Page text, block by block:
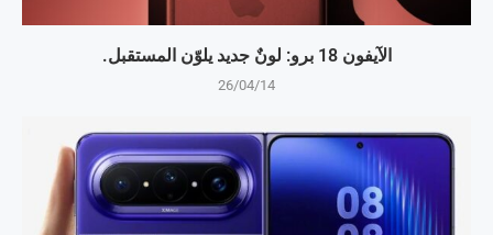
الآيفون 18 برو: لونٌ جديد يلوّن المستقبل.
26/04/14